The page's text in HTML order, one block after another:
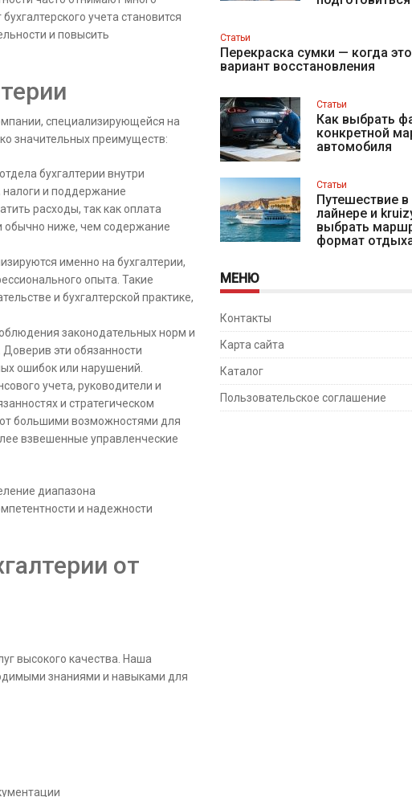
учета становится
и повысить
специализирующейся на
значительных преимуществ:
бухгалтерии внутри
налоги и поддержание
расходы, так как оплата
обычно ниже, чем содержание
именно на бухгалтерии,
опыта. Такие
и бухгалтерской практике,
законодательных норм и
эти обязанности
ошибок или нарушений.
учета, руководители и
и стратегическом
большими возможностями для
взвешенные управленческие
диапазона
и надежности
от
высокого качества. Наша
знаниями и навыками для
Статьи
Перекраска сумки — когда
вариант восстановления
Статьи
Как выбрать
конкретной
автомобиля
Статьи
Путешествие в
лайнере и
выбрать
формат
МЕНЮ
Контакты
Карта сайта
Каталог
Пользовательское соглашение